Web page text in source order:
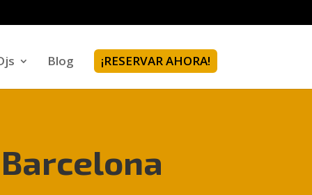
Blog ¡RESERVAR AHORA!